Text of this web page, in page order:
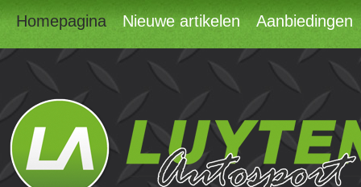
Homepagina Nieuwe artikelen Aanbiedingen